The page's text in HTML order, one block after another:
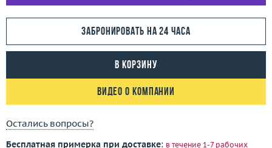
Забронировать на 24 часа
В корзину
Видео о компании
Остались вопросы?
Бесплатная примерка при доставке: в течение 1-7 рабочих